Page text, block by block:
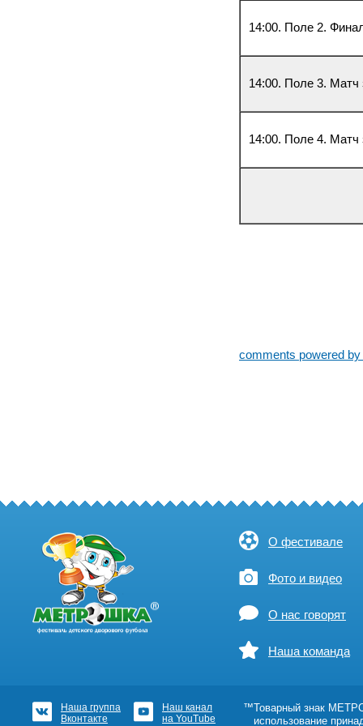
14:00. Поле 2.
14:00. Поле 3.
14:00. Поле 4. Матч
comments powered
О фестивале
Фото и видео
О нас говорят
Наша команда
Наша группа
Вконтакте
Наш канал
на YouTube
™Товарный знак
использование